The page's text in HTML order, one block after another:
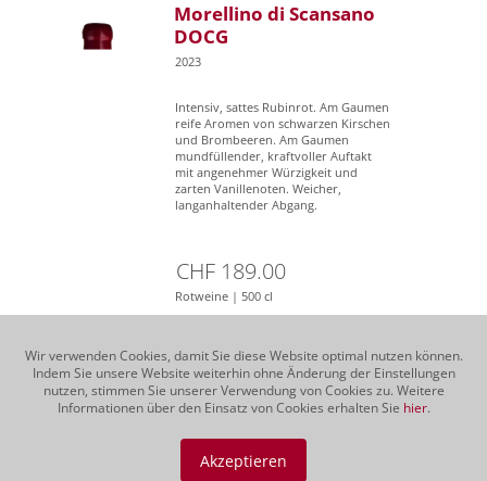
Wir verwenden Cookies, damit Sie diese Website optimal nutzen können.
Indem Sie unsere Website weiterhin ohne Änderung der Einstellungen
nutzen, stimmen Sie unserer Verwendung von Cookies zu. Weitere
Informationen über den Einsatz von Cookies erhalten Sie hier.
Akzeptieren
Morellino di Scansano
DOCG
2023
Intensiv, sattes Rubinrot. Am Gaumen
reife Aromen von schwarzen Kirschen
und Brombeeren. Am Gaumen
mundfüllender, kraftvoller Auftakt
mit angenehmer Würzigkeit und
zarten Vanillenoten. Weicher,
langanhaltender Abgang.
CHF 189.00
Rotweine | 500 cl
Podere 414, Magliano
Geschenk Morellino 500cl